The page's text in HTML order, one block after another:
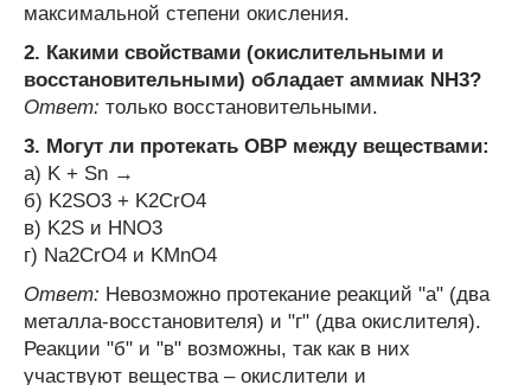
максимальной степени окисления.
2. Какими свойствами (окислительными и
восстановительными) обладает аммиак NH3?
Ответ: только восстановительными.
3. Могут ли протекать ОВР между веществами:
а) K + Sn →
б) K2SO3 + K2CrO4
в) K2S и HNO3
г) Na2CrO4 и KMnO4
Ответ: Невозможно протекание реакций "а" (два
металла-восстановителя) и "г" (два окислителя).
Реакции "б" и "в" возможны, так как в них
участвуют вещества – окислители и